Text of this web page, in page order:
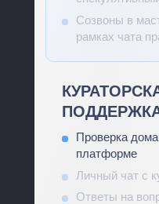
Личный
Созвоны в
рамках чата
Проверка
платформе
Личный чат с
Ответы на